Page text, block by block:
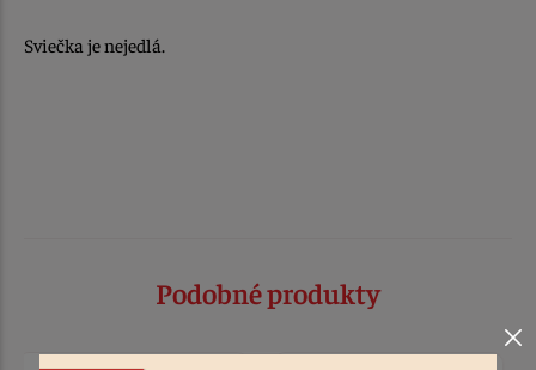
Sviečka je nejedlá.
Podobné produkty